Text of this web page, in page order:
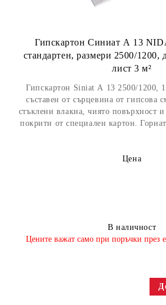
Гипскартон Синиат А 13
стандартен, размери 2500/1200,
лист 3 м²
Гипскартон Siniat А 13 2500/1200,
съставен от сърцевина от гипсова
стъклени влакна, чиято повърхност
покрити от специален картон.
Цена
В наличност
​Цените важат само при поръчки през